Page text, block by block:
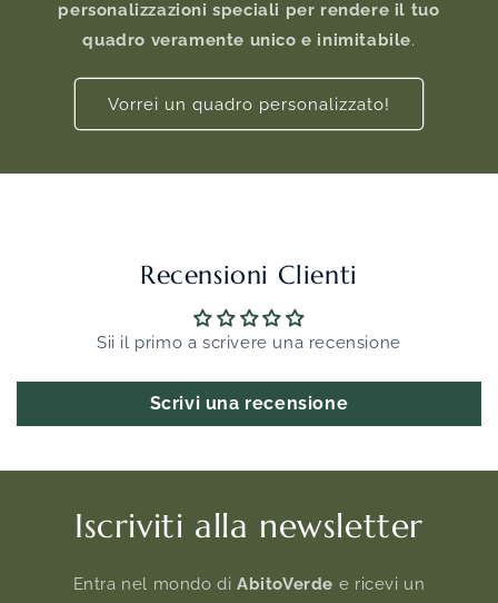
personalizzazioni speciali per rendere il tuo
quadro veramente unico e inimitabile.
Vorrei un quadro personalizzato!
Recensioni Clienti
Sii il primo a scrivere una recensione
Scrivi una recensione
Iscriviti alla newsletter
Entra nel mondo diAbitoVerde e ricevi un